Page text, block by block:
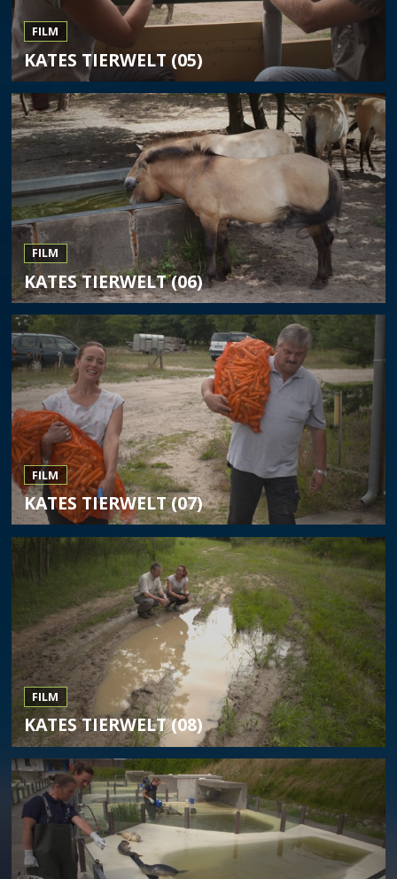
FILM
KATES TIERWELT (05)
FILM
KATES TIERWELT (06)
FILM
KATES TIERWELT (07)
FILM
KATES TIERWELT (08)